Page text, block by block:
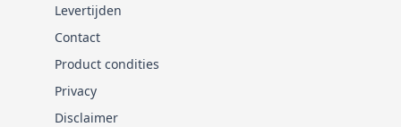
Levertijden
Contact
Product condities
Privacy
Disclaimer